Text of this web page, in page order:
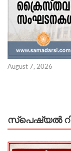
August 7, 2026
സ്പെഷ്യൽ